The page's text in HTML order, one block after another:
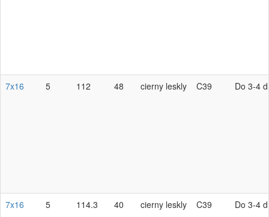
7x16 5 112 48 cierny leskly C39 Do 3-4
7x16 5 114.3 40 cierny leskly C39 Do 3-4